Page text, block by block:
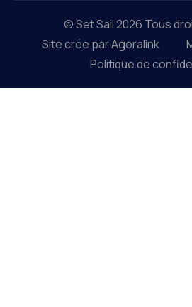
© Set Sail 2026 Tous
Site crée par Agoralink
Politique de